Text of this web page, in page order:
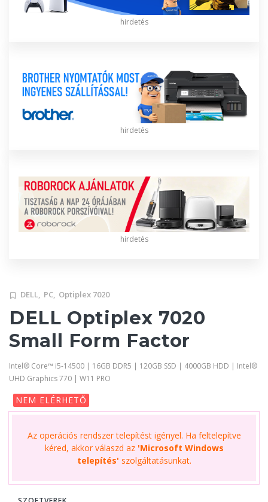
hirdetés
hirdetés
hirdetés
DELL, PC, Optiplex 7020
DELL Optiplex 7020
Small Form Factor
Intel® Core™ i5-14500 | 16GB DDR5 | 120GB SSD | 4000GB HDD | Intel®
UHD Graphics 770 | W11 PRO
NEM ELÉRHETŐ
Az operációs rendszer telepítést igényel. Ha feltelepítve
kéred, akkor válaszd az 'Microsoft Windows
telepítés' szolgáltatásunkat.